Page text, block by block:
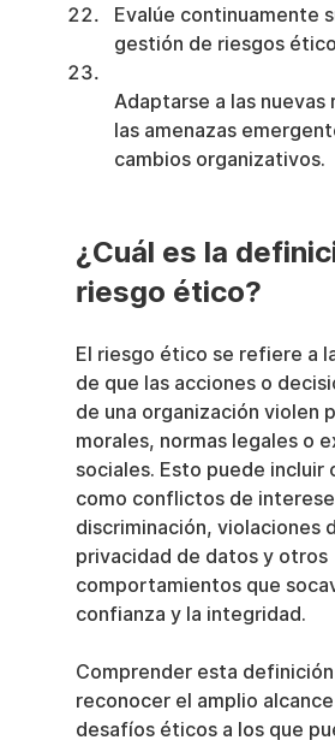
Evalúe continuamente
gestión de riesgos
Adaptarse a las nuevas
las amenazas
cambios organizativos.
¿Cuál es la
riesgo ético?
El riesgo ético se refiere a
de que las acciones o
de una organización violen
morales, normas legales o
sociales. Esto puede incluir
como conflictos de
discriminación, violaciones
privacidad de datos y otros
comportamientos que
confianza y la integridad.
Comprender esta
reconocer el amplio
desafíos éticos a los que